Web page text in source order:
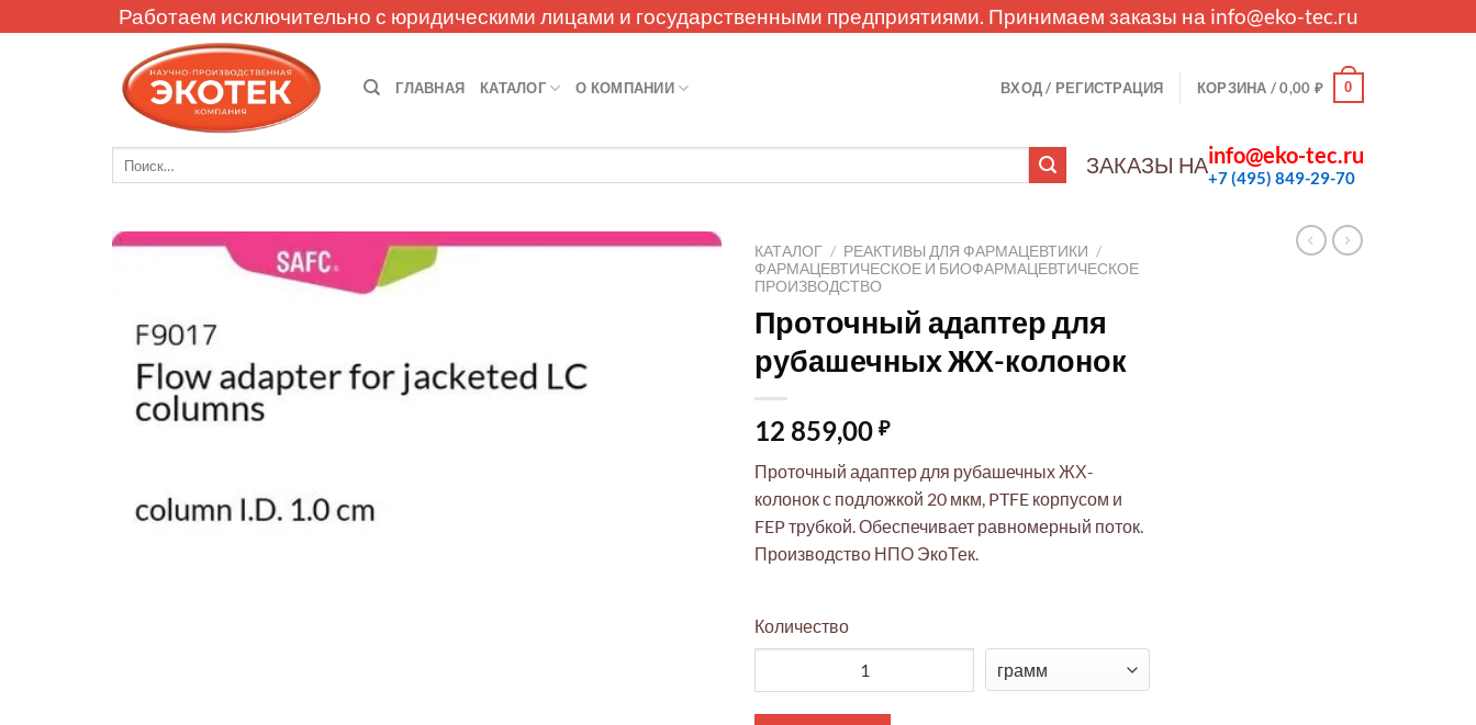
to
Работаем исключительно с юридическими лицами и государственными предприятиями. Принимаем заказы на info@eko-tec.ru
ГЛАВНАЯ КАТАЛОГ О КОМПАНИИ ВХОД / РЕГИСТРАЦИЯ КОРЗИНА /0,00 ₽ 0
ЗАКАЗЫ НАinfo@eko-tec.ru
+7 (495) 849-29-70
КАТАЛОГ / РЕАКТИВЫ ДЛЯ ФАРМАЦЕВТИКИ /
ФАРМАЦЕВТИЧЕСКОЕ И БИОФАРМАЦЕВТИЧЕСКОЕ
ПРОИЗВОДСТВО
Проточный адаптер для
рубашечных ЖХ-колонок
12 859,00 ₽
Проточный адаптер для рубашечных ЖХ-
колонок с подложкой 20 мкм, PTFE корпусом и
FEP трубкой. Обеспечивает равномерный поток.
Производство НПО ЭкоТек.
Количество